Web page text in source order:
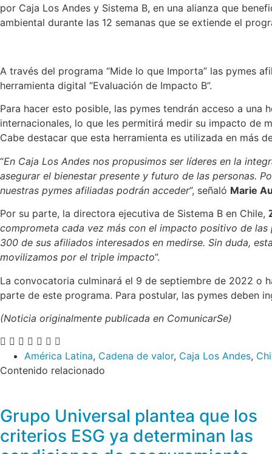
por Caja Los Andes y Sistema B, en una alianza que
ambiental durante las 12 semanas que se extiende el
A través del programa “Mide lo que Importa” las pymes
herramienta digital “Evaluación de Impacto B”.
Para hacer esto posible, las pymes tendrán acceso a una
internacionales, lo que les permitirá medir su impacto de
Cabe destacar que esta herramienta es utilizada en más
“En Caja Los Andes nos propusimos ser líderes en la
asegurar el bienestar presente y futuro de las personas.
nuestras pymes afiliadas podrán acceder”, señaló Marie
Por su parte, la directora ejecutiva de Sistema B en Chile,
comprometa cada vez más con el impacto positivo de
300 de sus afiliados interesados en medirse. Sin duda,
movilizamos por el triple impacto”.
La convocatoria culminará el 9 de septiembre de 2022 o
parte de este programa. Para postular, las pymes deben
(Noticia originalmente publicada en ComunicarSe)
América Latina, Cadena de valor, Caja Los Andes,
Contenido relacionado
Grupo Universal plantea que los
criterios ESG ya determinan las